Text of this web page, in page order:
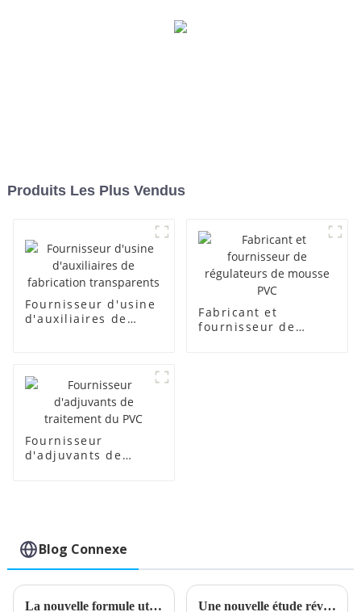
Produits Les Plus Vendus
Fournisseur d'usine
d'auxiliaires de
Fabricant et
fournisseur de
Fournisseur
d'adjuvants de
Blog Connexe
La nouvelle formule utilise un stabilisateur de calcium et de zinc Une nouvelle étude révèle les risques potentiels du polyéthylène chloré